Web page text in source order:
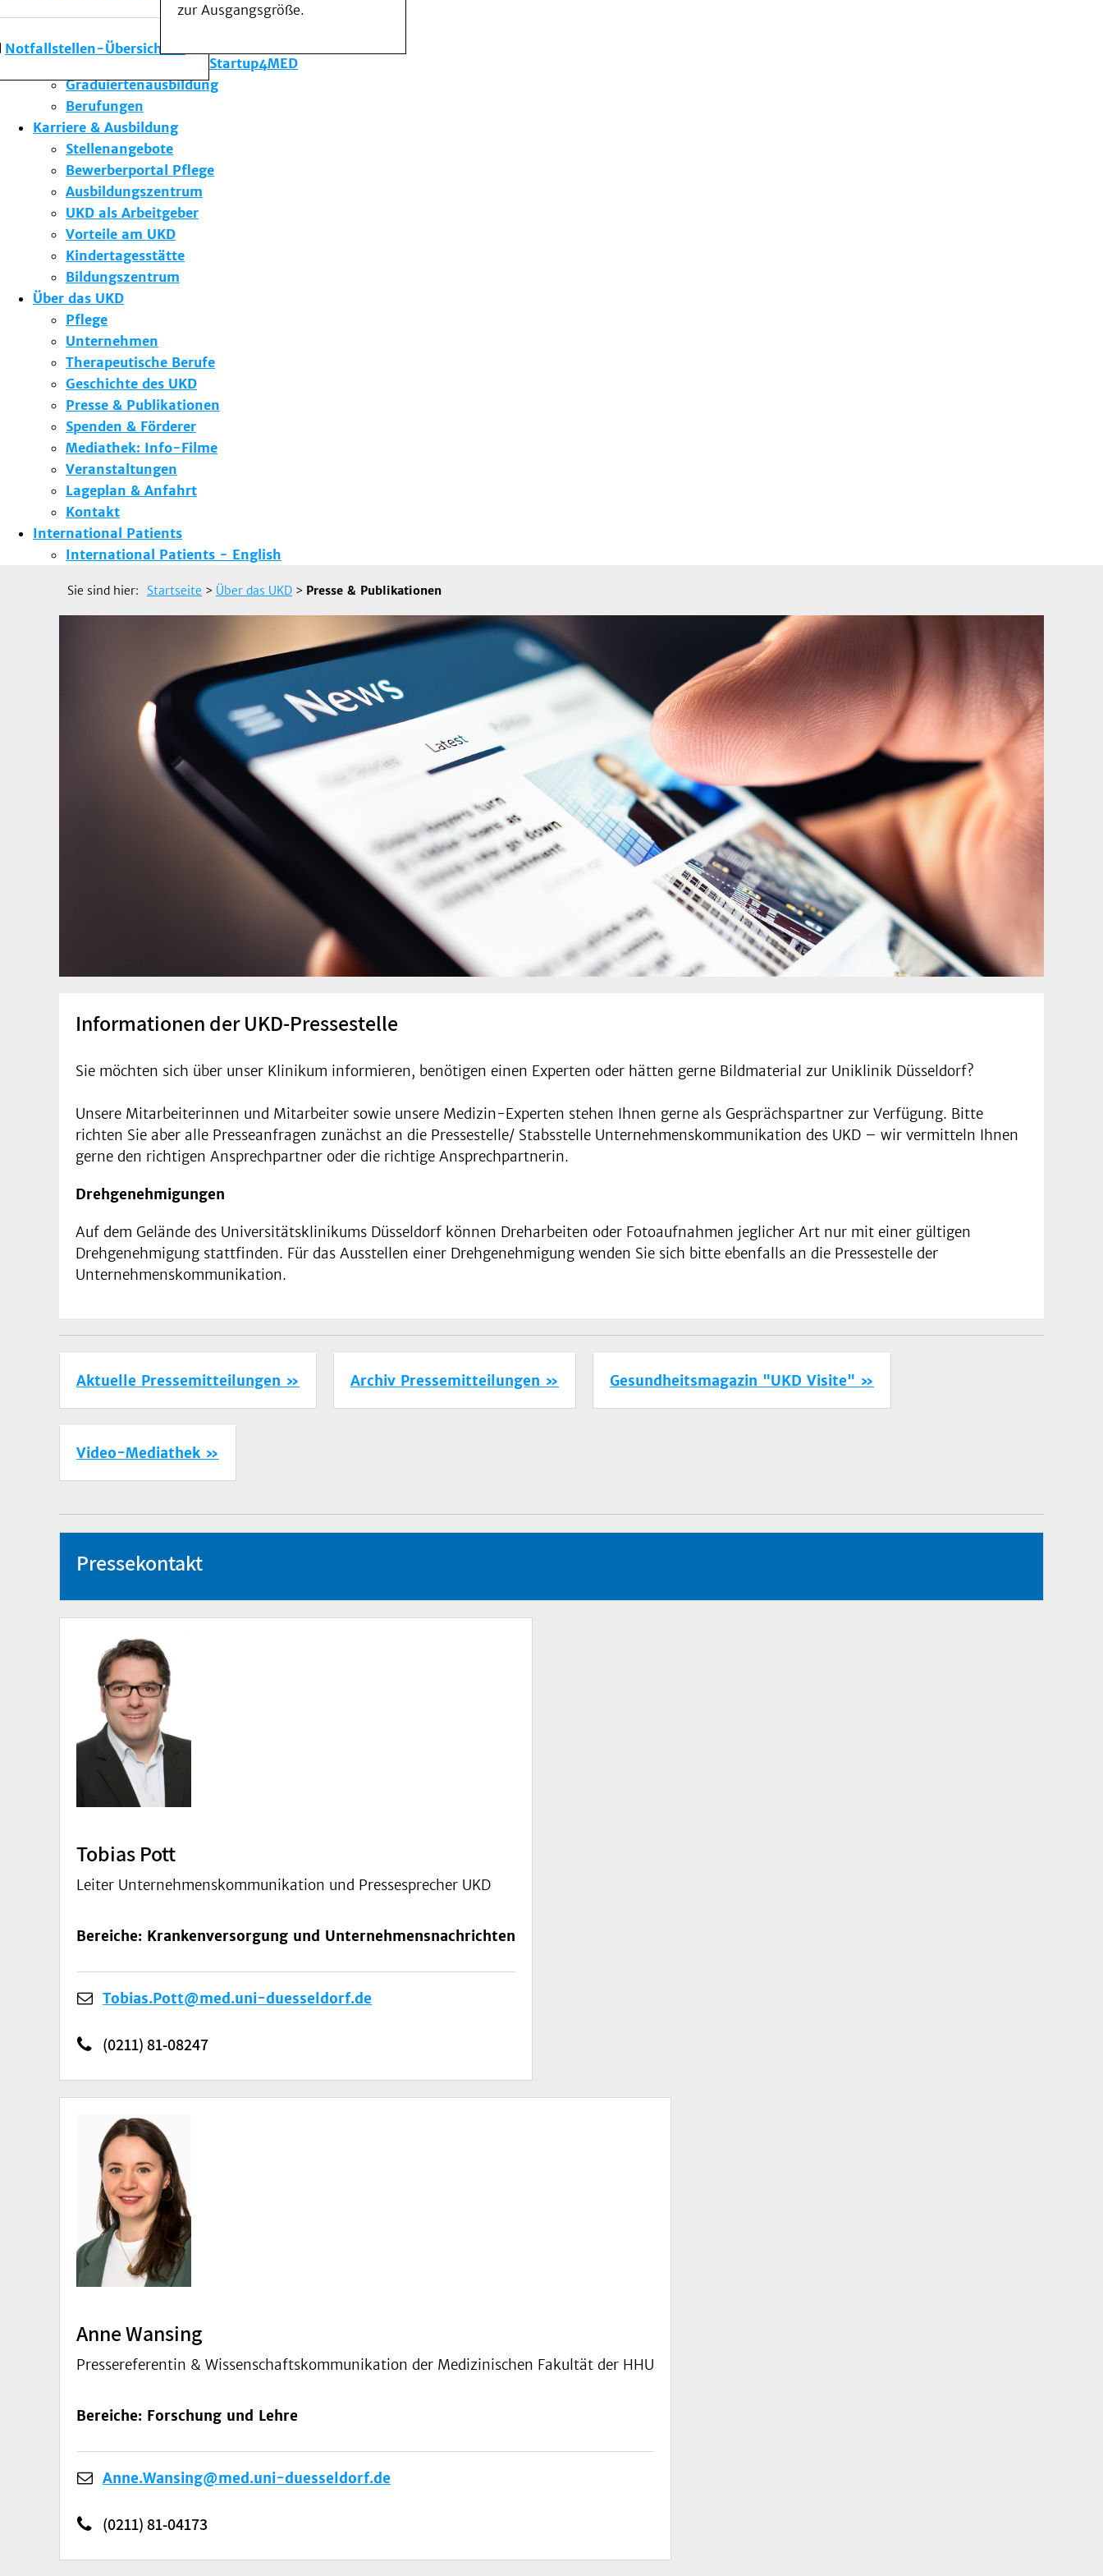
Notfallstellen-Übersicht
zur Ausgangsgröße.
Forschung am UKD
Studium & Lehre
Gründungsförderung Startup4MED
Graduiertenausbildung
Berufungen
Karriere & Ausbildung
Stellenangebote
Bewerberportal Pflege
Ausbildungszentrum
UKD als Arbeitgeber
Vorteile am UKD
Kindertagesstätte
Bildungszentrum
Über das UKD
Pflege
Unternehmen
Therapeutische Berufe
Geschichte des UKD
Presse & Publikationen
Spenden & Förderer
Mediathek: Info-Filme
Veranstaltungen
Lageplan & Anfahrt
Kontakt
International Patients
International Patients - English
Sie sind hier: Startseite > Über das UKD > Presse & Publikationen
Informationen der UKD-Pressestelle
Sie möchten sich über unser Klinikum informieren, benötigen einen Experten oder hätten gerne Bildmaterial zur Uniklinik Düsseldorf?
Unsere Mitarbeiterinnen und Mitarbeiter sowie unsere Medizin-Experten stehen Ihnen gerne als Gesprächspartner zur Verfügung. Bitte
richten Sie aber alle Presseanfragen zunächst an die Pressestelle/ Stabsstelle Unternehmenskommunikation des UKD – wir vermitteln Ihnen
gerne den richtigen Ansprechpartner oder die richtige Ansprechpartnerin.
Drehgenehmigungen
Auf dem Gelände des Universitätsklinikums Düsseldorf können Dreharbeiten oder Fotoaufnahmen jeglicher Art nur mit einer gültigen
Drehgenehmigung stattfinden. Für das Ausstellen einer Drehgenehmigung wenden Sie sich bitte ebenfalls an die Pressestelle der
Unternehmenskommunikation.
Aktuelle Pressemitteilungen Archiv Pressemitteilungen Gesundheitsmagazin "UKD Visite"
Video-Mediathek
Pressekontakt
Tobias Pott
Leiter Unternehmenskommunikation und Pressesprecher UKD
Bereiche: Krankenversorgung und Unternehmensnachrichten
Tobias.Pott@med.uni-duesseldorf.de
(0211) 81-08247
Anne Wansing
Pressereferentin & Wissenschaftskommunikation der Medizinischen Fakultät der HHU
Bereiche: Forschung und Lehre
Anne.Wansing@med.uni-duesseldorf.de
(0211) 81-04173